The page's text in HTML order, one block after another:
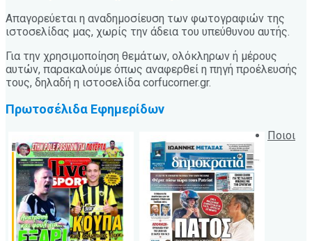
Απαγορεύεται η αναδημοσίευση των φωτογραφιών της
ιστοσελίδας μας, χωρίς την άδεια του υπεύθυνου αυτής.
Για την χρησιμοποίηση θεμάτων, ολόκληρων ή μέρους
αυτών, παρακαλούμε όπως αναφερθεί η πηγή προέλευσής
τους, δηλαδή η ιστοσελίδα corfucorner.gr.
Πρωτοσέλιδα Εφημερίδων
Ποιοι